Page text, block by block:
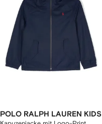
POLO RALPH LAUREN KIDS